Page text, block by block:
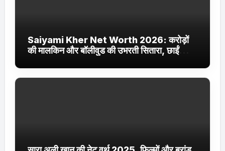
Saiyami Kher Net Worth 2026: करोड़ों
की मालकिन और बॉलीवुड की उभरती सितारा, छाईं